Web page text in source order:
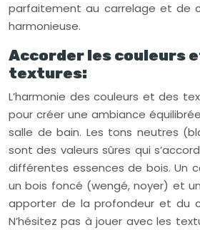
parfaitement au carrelage et de
harmonieuse.
Accorder les couleurs
textures:
L’harmonie des couleurs et des
pour créer une ambiance
salle de bain. Les tons neutres
sont des valeurs sûres qui
différentes essences de bois. Un
un bois foncé (wengé, noyer) et
apporter de la profondeur et du
N’hésitez pas à jouer avec les